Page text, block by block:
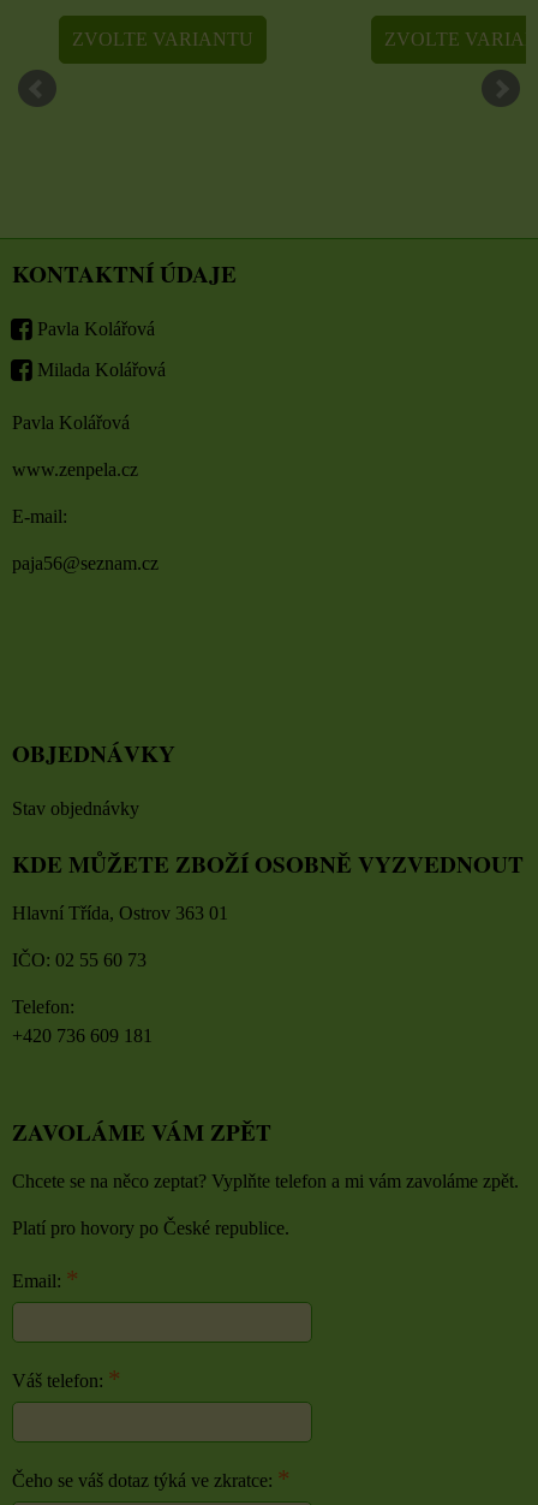
ZVOLTE VARIANTU ZVOLTE
KONTAKTNÍ ÚDAJE
Pavla Kolářová
Milada Kolářová
Pavla Kolářová
www.zenpela.cz
E-mail:
paja56@seznam.cz
OBJEDNÁVKY
Stav objednávky
KDE MŮŽETE ZBOŽÍ OSOBNĚ VYZVEDNOUT
Hlavní Třída, Ostrov 363 01
IČO: 02 55 60 73
Telefon:
+420 736 609 181
ZAVOLÁME VÁM ZPĚT
Chcete se na něco zeptat? Vyplňte telefon a mi vám zavoláme zpět.
Platí pro hovory po České republice.
Email: *
Váš telefon: *
Čeho se váš dotaz týká ve zkratce: *